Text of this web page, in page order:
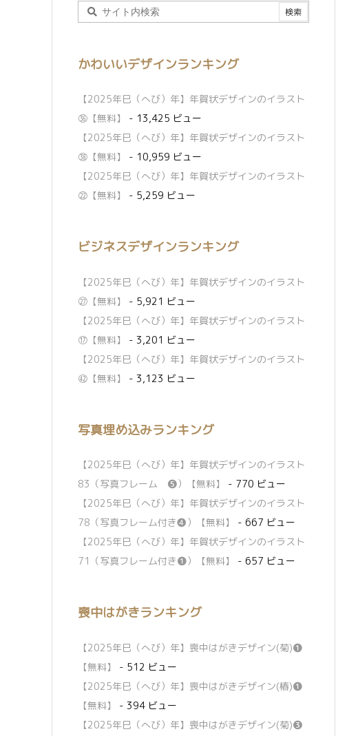
かわいいデザインランキング
【2025年巳（へび）年】年賀状デザインのイラスト
㊱【無料】
- 13,425 ビュー
【2025年巳（へび）年】年賀状デザインのイラスト
㊳【無料】
- 10,959 ビュー
【2025年巳（へび）年】年賀状デザインのイラスト
㉒【無料】
- 5,259 ビュー
ビジネスデザインランキング
【2025年巳（へび）年】年賀状デザインのイラスト
㉗【無料】
- 5,921 ビュー
【2025年巳（へび）年】年賀状デザインのイラスト
⑰【無料】
- 3,201 ビュー
【2025年巳（へび）年】年賀状デザインのイラスト
㊷【無料】
- 3,123 ビュー
写真埋め込みランキング
【2025年巳（へび）年】年賀状デザインのイラスト
83（写真フレーム ❺）【無料】
- 770 ビュー
【2025年巳（へび）年】年賀状デザインのイラスト
78（写真フレーム付き❹）【無料】
- 667 ビュー
【2025年巳（へび）年】年賀状デザインのイラスト
71（写真フレーム付き❶）【無料】
- 657 ビュー
喪中はがきランキング
【2025年巳（へび）年】喪中はがきデザイン(菊)❶
【無料】
- 512 ビュー
【2025年巳（へび）年】喪中はがきデザイン(椿)❶
【無料】
- 394 ビュー
【2025年巳（へび）年】喪中はがきデザイン(菊)❸